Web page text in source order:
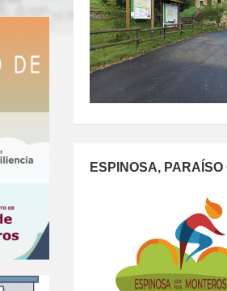
ESPINOSA, PARAÍSO